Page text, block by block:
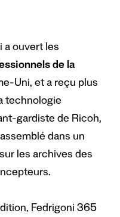
a ouvert les
de la
Uni, et a reçu plus
technologie
gardiste de Ricoh,
dans un
les archives des
Fedrigoni 365